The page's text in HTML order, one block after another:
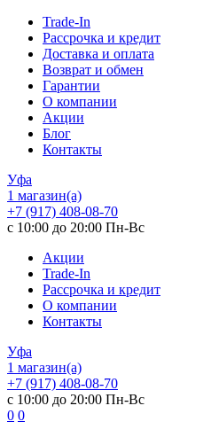
Trade-In
Рассрочка и кредит
Доставка и оплата
Возврат и обмен
Гарантии
О компании
Акции
Блог
Контакты
Уфа
1 магазин(а)
+7 (917) 408-08-70
с 10:00 до 20:00 Пн-Вс
Акции
Trade-In
Рассрочка и кредит
О компании
Контакты
Уфа
1 магазин(а)
+7 (917) 408-08-70
с 10:00 до 20:00 Пн-Вс
0 0